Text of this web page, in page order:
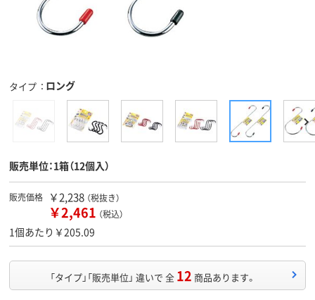
タイプ ロング
販売単位：1箱（12個入）
販売価格 ￥2,238 （税抜き）
￥2,461 （税込）
1個あたり￥205.09
「タイプ」「販売単位」 違いで 全 12 商品あります。